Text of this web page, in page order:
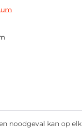
noodgeval kan op elk